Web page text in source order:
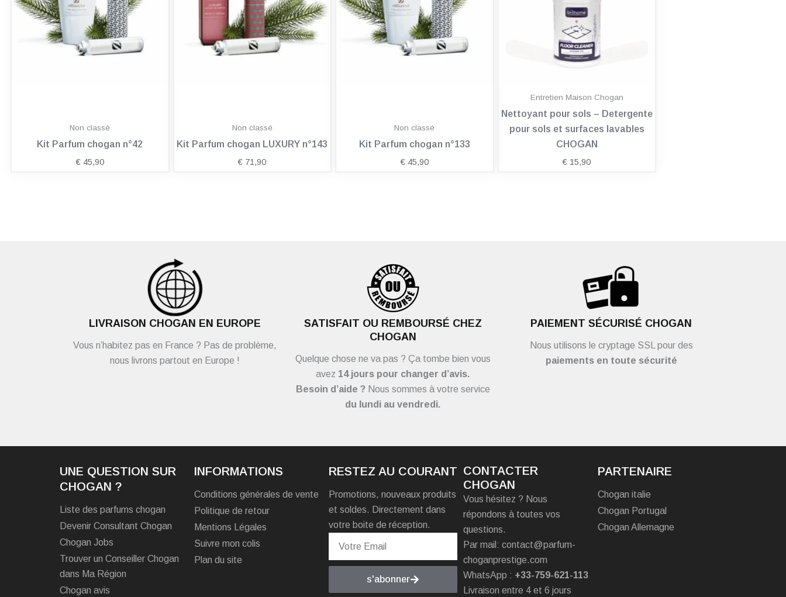
Non classé
Kit Parfum chogan n°42
€ 45,90
Non classé
Kit Parfum chogan LUXURY n°143
€ 71,90
Non classé
Kit Parfum chogan n°133
€ 45,90
Entretien Maison Chogan
Nettoyant pour sols – Detergente
pour sols et surfaces lavables
CHOGAN
€ 15,90
LIVRAISON CHOGAN EN EUROPE
Vous n’habitez pas en France ? Pas de problème,
nous livrons partout en Europe !
SATISFAIT OU REMBOURSÉ CHEZ
CHOGAN
Quelque chose ne va pas ? Ça tombe bien vous
avez 14 jours pour changer d’avis.
Besoin d’aide ?Nous sommes à votre service
du lundi au vendredi.
PAIEMENT SÉCURISÉ CHOGAN
Nous utilisons le cryptage SSL pour des
paiements en toute sécurité
UNE QUESTION SUR
CHOGAN ?
Liste des parfums chogan
Devenir Consultant Chogan
Chogan Jobs
Trouver un Conseiller Chogan
dans Ma Région
Chogan avis
INFORMATIONS
Conditions générales de vente
Politique de retour
Mentions Légales
Suivre mon colis
Plan du site
RESTEZ AU COURANT
Promotions, nouveaux produits
et soldes. Directement dans
votre boite de réception.
s'abonner
CONTACTER
CHOGAN
Vous hésitez ? Nous
répondons à toutes vos
questions.
Par mail: contact@parfum-
choganprestige.com
WhatsApp : +33-759-621-113
Livraison entre 4 et 6 jours
PARTENAIRE
Chogan italie
Chogan Portugal
Chogan Allemagne